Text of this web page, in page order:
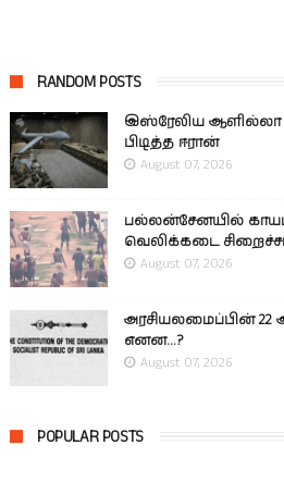
RANDOM POSTS
இஸ்ரேலிய ஆளில்லா
பிடித்த ஈரான்
August 07, 2026
பல்லன்சேனயில்
வெலிக்கடை
August 07, 2026
அரசியலமைப்பின் 22
எனன...?
August 07, 2026
POPULAR POSTS